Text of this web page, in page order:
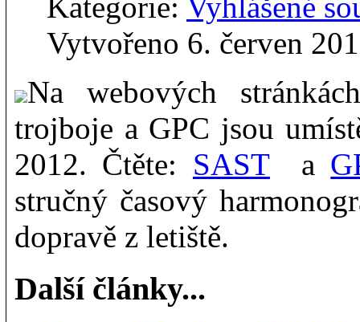
Kategorie: Vyhlášené
Vytvořeno 6. červen
Na webových
trojboje a GPC jsou
2012. Čtěte: SASTa
stručný časový
dopravě z letiště.
Další články...